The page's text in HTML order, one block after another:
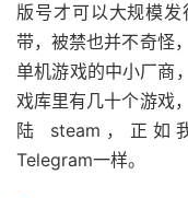
版号才可以大规模
带，被禁也并不奇怪
单机游戏的中小厂商
戏库里有几十个游戏
陆 steam，正如
Telegram一样。